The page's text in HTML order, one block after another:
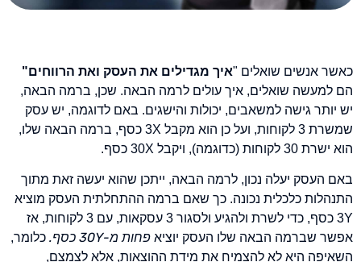
כאשר אנשים שואלים "איך מגדילים את העסק ואת הרווחים"
הם למעשה שואלים, איך עולים לרמה הבאה. שכן, ברמה הבאה,
יש יותר גישה למשאבים, יכולות והישגים. באם לדוגמה, יש עסק
שמשרת 3 לקוחות, ועל כן הוא מקבל 3X כסף, ברמה הבאה שלו,
הוא ישרת 30 לקוחות (כדוגמה), ויקבל 30X כסף.
באם העסק יעלה נכון, לרמה הבאה, ייתכן שהוא יעשה זאת מתוך
התנהלות כלכלית נכונה. כך שאם ברמה ההתחלתית העסק מוציא
3Y כסף, כדי לשרת ולהגיע ולסגור 3 עסקאות, עם 3 לקוחות, אז
אפשר שברמה הבאה שלו העסק יוציא פחות מ-30Y כסף.
כלומר,
השאיפה היא לא להצמיח את מידת ההוצאות, אלא לצמצם,